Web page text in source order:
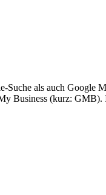
als auch Google
Business (kurz: GMB).